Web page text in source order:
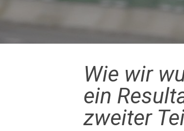
Wie wir
ein
zweiter